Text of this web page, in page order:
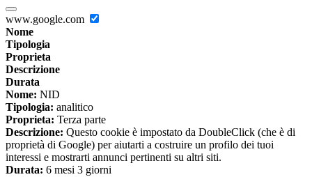
www.google.com
Nome
Tipologia
Proprieta
Descrizione
Durata
Nome: NID
Tipologia: analitico
Proprieta: Terza parte
Descrizione: Questo cookie è impostato da DoubleClick (che è di
proprietà di Google) per aiutarti a costruire un profilo dei tuoi
interessi e mostrarti annunci pertinenti su altri siti.
Durata: 6 mesi 3 giorni